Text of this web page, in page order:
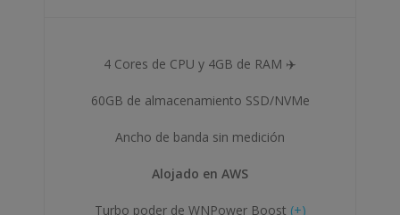
4 Cores de CPU y 4GB de RAM ✈️
60GB de almacenamiento SSD/NVMe
Ancho de banda sin medición
Alojado en AWS
Turbo poder de WNPower Boost (+)